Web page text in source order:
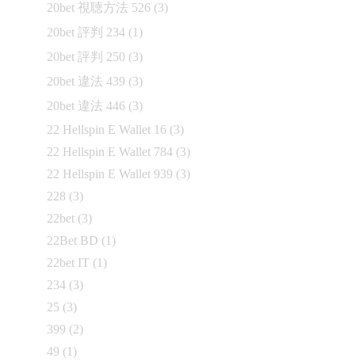
20bet 視聴方法 526 (3)
20bet 評判 234 (1)
20bet 評判 250 (3)
20bet 違法 439 (3)
20bet 違法 446 (3)
22 Hellspin E Wallet 16 (3)
22 Hellspin E Wallet 784 (3)
22 Hellspin E Wallet 939 (3)
228 (3)
22bet (3)
22Bet BD (1)
22bet IT (1)
234 (3)
25 (3)
399 (2)
49 (1)